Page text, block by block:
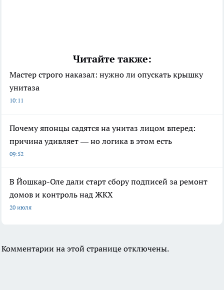
Читайте также:
Мастер строго наказал: нужно ли опускать крышку
унитаза
10:11
Почему японцы садятся на унитаз лицом вперед:
причина удивляет — но логика в этом есть
09:52
В Йошкар-Оле дали старт сбору подписей за ремонт
домов и контроль над ЖКХ
20 июля
Комментарии на этой странице отключены.